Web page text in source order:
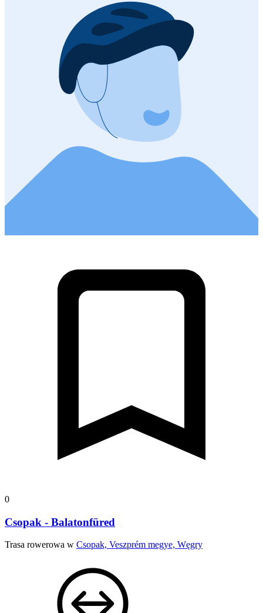
0
Csopak - Balatonfüred
Trasa rowerowa w Csopak, Veszprém megye, Węgry